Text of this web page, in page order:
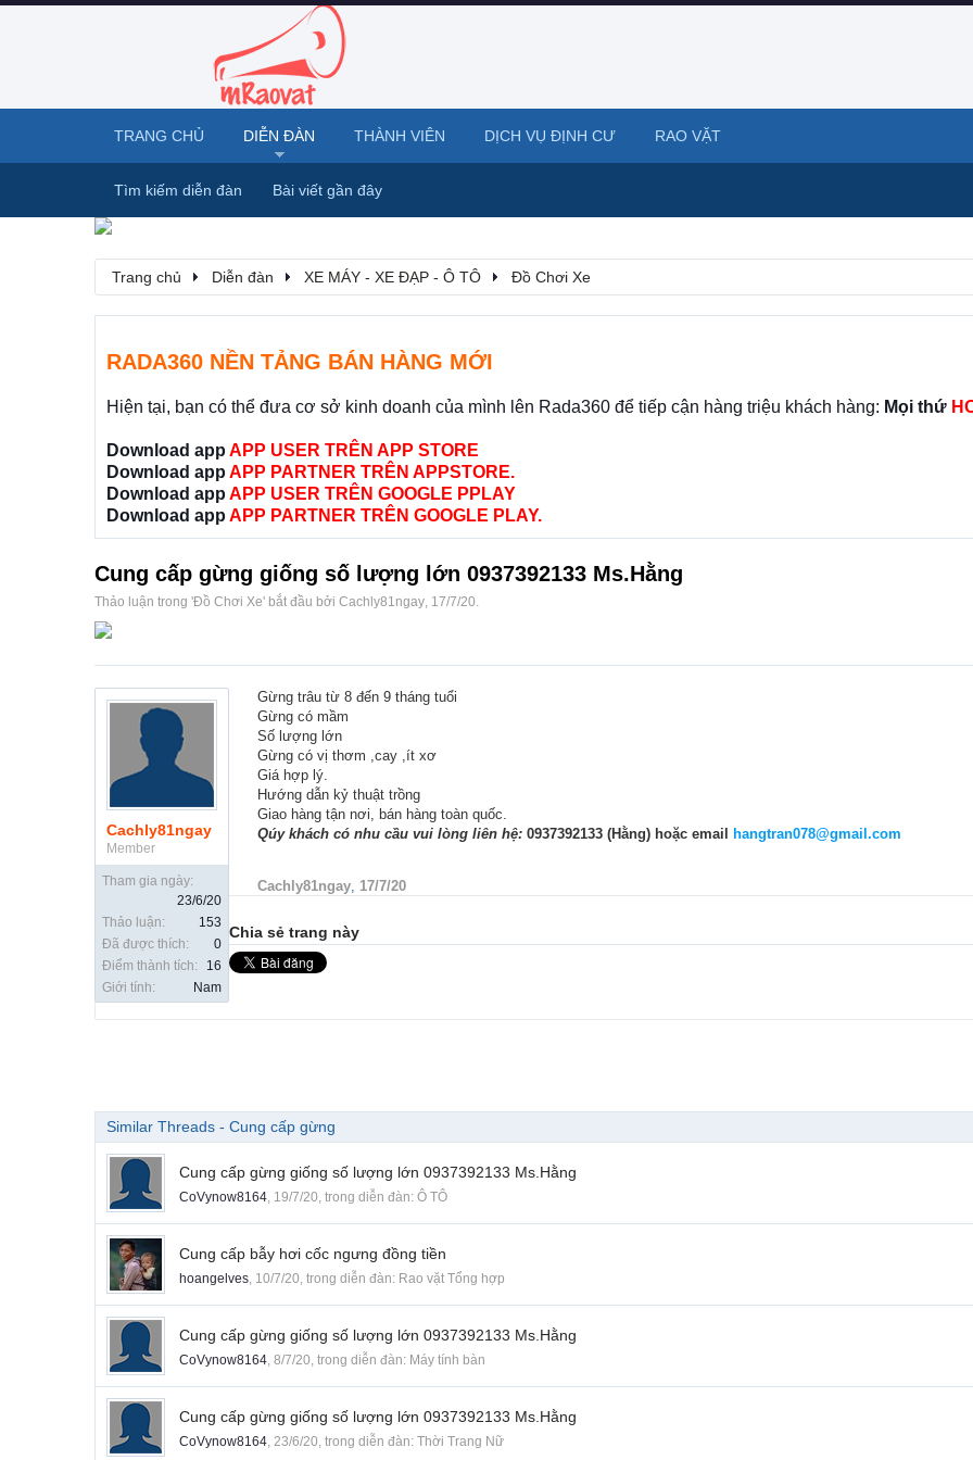
Trang chủ Diễn đàn XE MÁY - XE ĐẠP - Ô TÔ Đồ Chơi Xe
RADA360 NỀN TẢNG BÁN HÀNG MỚI
Hiện tại, bạn có thể đưa cơ sở kinh doanh của mình lên Rada360 để tiếp cận hàng triệu khách hàng: Mọi thứ
Download app APP USER TRÊN APP STORE
Download app APP PARTNER TRÊN APPSTORE.
Download app APP USER TRÊN GOOGLE PPLAY
Download app APP PARTNER TRÊN GOOGLE PLAY.
Cung cấp gừng giống số lượng lớn 0937392133 Ms.Hằng
Thảo luận trong 'Đồ Chơi Xe' bắt đầu bởi Cachly81ngay, 17/7/20.
Cachly81ngay
Member
Tham gia ngày:
23/6/20
Thảo luận:
153
Đã được thích:
0
Điểm thành tích:
16
Giới tính:
Nam
Gừng trâu từ 8 đến 9 tháng tuổi
Gừng có mầm
Số lượng lớn
Gừng có vị thơm ,cay ,ít xơ
Giá hợp lý.
Hướng dẫn kỷ thuật trồng
Giao hàng tận nơi, bán hàng toàn quốc.
Qúy khách có nhu cầu vui lòng liên hệ: 0937392133 (Hằng) hoặc email hangtran078@gmail.com
Cachly81ngay, 17/7/20
Chia sẻ trang này
Similar Threads - Cung cấp gừng
Cung cấp gừng giống số lượng lớn 0937392133 Ms.Hằng
CoVynow8164, 19/7/20, trong diễn đàn: Ô TÔ
Cung cấp bẫy hơi cốc ngưng đồng tiền
hoangelves, 10/7/20, trong diễn đàn: Rao vặt Tổng hợp
Cung cấp gừng giống số lượng lớn 0937392133 Ms.Hằng
CoVynow8164, 8/7/20, trong diễn đàn: Máy tính bàn
Cung cấp gừng giống số lượng lớn 0937392133 Ms.Hằng
CoVynow8164, 23/6/20, trong diễn đàn: Thời Trang Nữ
TRANG CHỦ DIỄN ĐÀN
Tìm kiếm diễn đàn Bài viết gần đây
THÀNH VIÊN DỊCH VỤ ĐỊNH CƯ RAO VẶT